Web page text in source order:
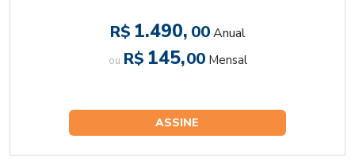
R$ 1.490, 00 Anual
ou R$ 145,00 Mensal
ASSINE